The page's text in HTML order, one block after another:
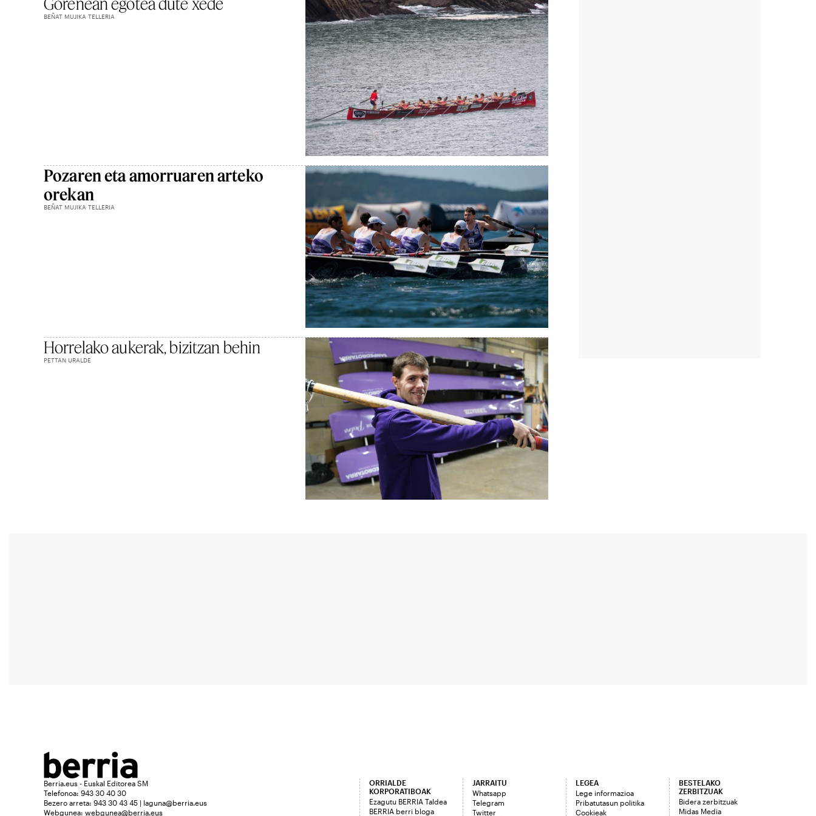
BEÑAT MUJIKA TELLERIA
Pozaren eta amorruaren arteko
orekan
BEÑAT MUJIKA TELLERIA
Horrelako aukerak, bizitzan behin
PETTAN URALDE
Berria.eus - Euskal Editorea SM
Telefonoa: 943 30 40 30
Bezero arreta: 943 30 43 45 | laguna@berria.eus
Webgunea: webgunea@berria.eus
ORRIALDE
KORPORATIBOAK
Ezagutu BERRIA Taldea
BERRIA berri bloga
JARRAITU
Whatsapp
Telegram
Twitter
LEGEA
Lege informazioa
Pribatutasun politika
Cookieak
BESTELAKO
ZERBITZUAK
Bidera zerbitzuak
Midas Media